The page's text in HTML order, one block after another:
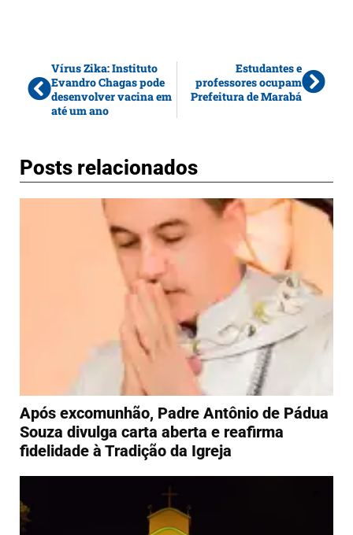
Vírus Zika: Instituto
Evandro Chagas pode
desenvolver vacina em
até um ano
Estudantes e
professores ocupam
Prefeitura de Marabá
Posts relacionados
Após excomunhão, Padre Antônio de Pádua
Souza divulga carta aberta e reafirma
fidelidade à Tradição da Igreja